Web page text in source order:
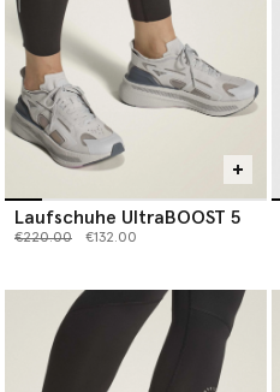
Laufschuhe UltraBOOST 5
Preis reduziert von
€220.00bis€132.00